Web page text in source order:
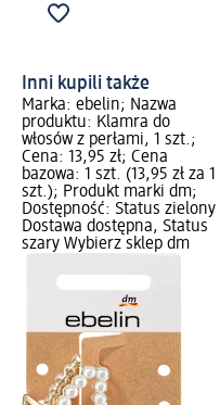
Inni kupili także
Marka: ebelin; Nazwa
produktu: Klamra do
włosów z perłami, 1 szt.;
Cena: 13,95 zł; Cena
bazowa: 1 szt. (13,95 zł za 1
szt.); Produkt marki dm;
Dostępność: Status zielony
Dostawa dostępna, Status
szary Wybierz sklep dm